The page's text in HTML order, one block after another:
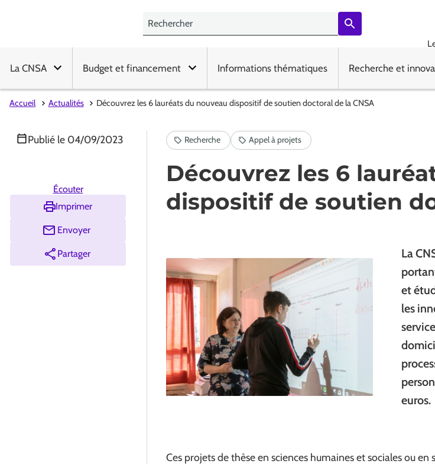
La CNSA Budget et financement Informations thématiques Recherche et
Accueil Actualités Découvrez les 6 lauréats du nouveau dispositif de soutien doctoral de la CNSA
Découvrez les 6
dispositif de soutien
Publié le 04/09/2023
Écouter
Imprimer
Envoyer
Partager
La
et
les
euros.
Ces projets de thèse en sciences humaines et sociales ou